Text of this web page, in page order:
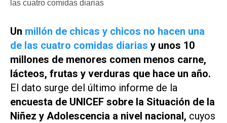
las cuatro comidas diarias
Un millón de chicas y chicos no hacen una
de las cuatro comidas diarias y unos 10
millones de menores comen menos carne,
lácteos, frutas y verduras que hace un año.
El dato surge del último informe de la
encuesta de UNICEF sobre la Situación de la
Niñez y Adolescencia a nivel nacional, cuyos